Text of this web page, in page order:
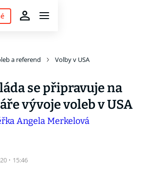
a referend Volby v USA
se připravuje na
vývoje voleb v USA
· 15:46